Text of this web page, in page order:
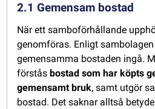
2.1 Gemensam bostad
När ett samboförhållande
genomföras. Enligt
gemensamma bostaden ingå.
förstås bostad som har köpts
gemensamt bruk, samt utgör
bostad. Det saknar alltså